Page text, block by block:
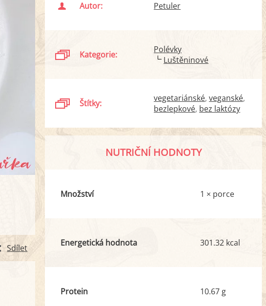
Sdílet
Autor: Petuler
Kategorie:
Polévky
Luštěninové
Štítky: vegetariánské veganské
bezlepkové bez laktózy
NUTRIČNÍ HODNOTY
Množství 1 × porce
Energetická hodnota 301.32 kcal
Protein 10.67 g